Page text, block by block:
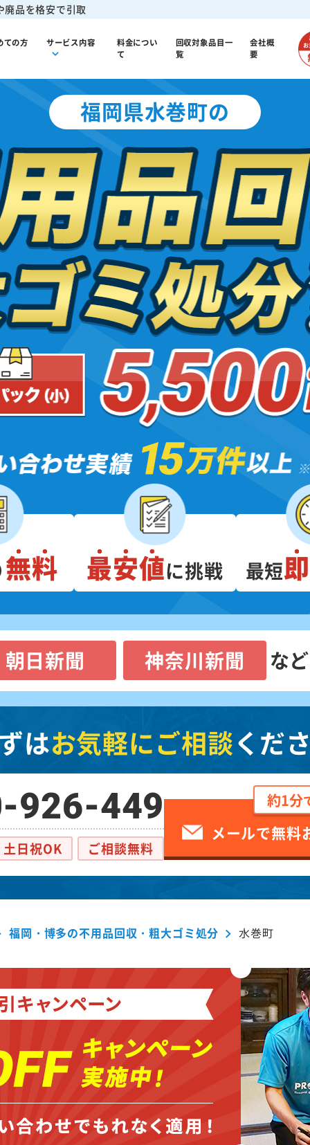
廃品を格安で引取
ての方 サービス内容
料金につい
て
回収対象品目一
覧
会社概
要
福岡県水巻町の
無料 最安値に挑戦 最短
朝日新聞 神奈川新聞 な
はお気軽にご相談くだ
926-449
土日祝OK ご相談無料
約1分
メールで無料
福岡・博多の不用品回収・粗大ゴミ処分 水巻町